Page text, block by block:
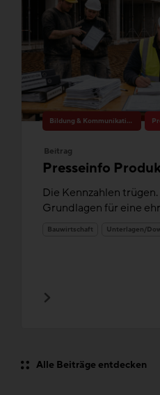
Bildung & Kommunikation
Beitrag
Presseinfo
Die Kennzahlen
Grundlagen für eine
Bauwirtschaft Unterlagen/
Alle Beiträge entdecken